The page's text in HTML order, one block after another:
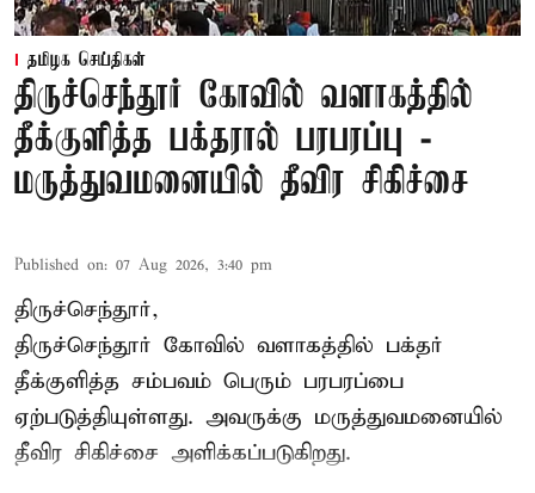
தமிழக செய்திகள்
திருச்செந்தூர் கோவில் வளாகத்தில்
தீக்குளித்த பக்தரால் பரபரப்பு -
மருத்துவமனையில் தீவிர சிகிச்சை
Published on: 07 Aug 2026, 3:40 pm
திருச்செந்தூர்,
திருச்செந்தூர் கோவில் வளாகத்தில் பக்தர்
தீக்குளித்த சம்பவம் பெரும் பரபரப்பை
ஏற்படுத்தியுள்ளது. அவருக்கு மருத்துவமனையில்
தீவிர சிகிச்சை அளிக்கப்படுகிறது.